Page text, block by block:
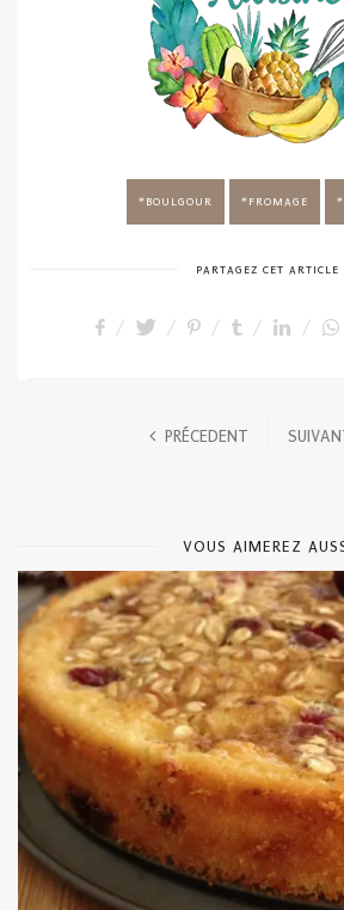
BOULGOUR FROMAGE
PARTAGEZ CET ARTICLE
PRÉCEDENT
VOUS AIMEREZ